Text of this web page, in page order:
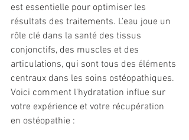
est essentielle pour optimiser les
résultats des traitements. L'eau joue un
rôle clé dans la santé des tissus
conjonctifs, des muscles et des
articulations, qui sont tous des éléments
centraux dans les soins ostéopathiques.
Voici comment l'hydratation influe sur
votre expérience et votre récupération
en ostéopathie :